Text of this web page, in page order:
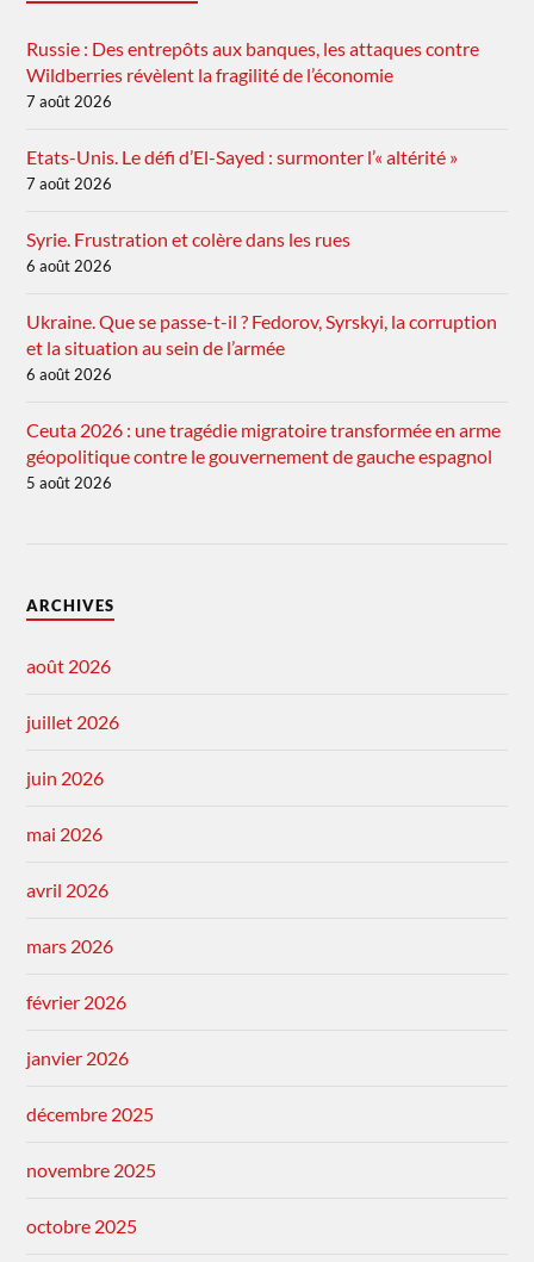
Russie : Des entrepôts aux banques, les attaques contre
Wildberries révèlent la fragilité de l’économie
7 août 2026
Etats-Unis. Le défi d’El-Sayed : surmonter l’« altérité »
7 août 2026
Syrie. Frustration et colère dans les rues
6 août 2026
Ukraine. Que se passe-t-il ? Fedorov, Syrskyi, la corruption
et la situation au sein de l’armée
6 août 2026
Ceuta 2026 : une tragédie migratoire transformée en arme
géopolitique contre le gouvernement de gauche espagnol
5 août 2026
ARCHIVES
août 2026
juillet 2026
juin 2026
mai 2026
avril 2026
mars 2026
février 2026
janvier 2026
décembre 2025
novembre 2025
octobre 2025